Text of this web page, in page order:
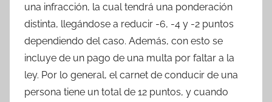
una infracción, la cual tendrá una ponderación
distinta, llegándose a reducir -6, -4 y -2 puntos
dependiendo del caso. Además, con esto se
incluye de un pago de una multa por faltar a la
ley. Por lo general, el carnet de conducir de una
persona tiene un total de 12 puntos, y cuando